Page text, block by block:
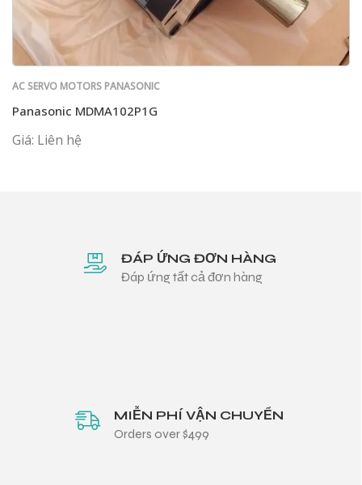
AC SERVO MOTORS PANASONIC
Panasonic MDMA102P1G
Giá: Liên hệ
ĐÁP ỨNG ĐƠN HÀNG
Đáp ứng tất cả đơn hàng
MIỄN PHÍ VẬN CHUYỂN
Orders over $499